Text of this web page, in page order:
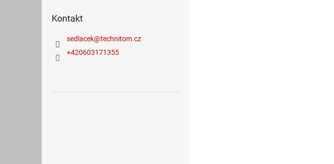
Kontakt
sedlacek@technitom.cz
+420603171355